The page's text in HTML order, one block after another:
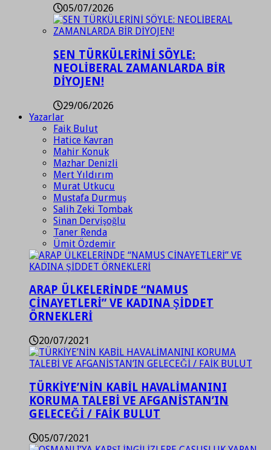
05/07/2026
SEN TÜRKÜLERİNİ SÖYLE:
NEOLİBERAL ZAMANLARDA BİR
DİYOJEN!
29/06/2026
Yazarlar
Faik Bulut
Hatice Kavran
Mahir Konuk
Mazhar Denizli
Mert Yıldırım
Murat Utkucu
Mustafa Durmuş
Salih Zeki Tombak
Sinan Dervişoğlu
Taner Renda
Ümit Özdemir
ARAP ÜLKELERİNDE “NAMUS
CİNAYETLERİ” VE KADINA ŞİDDET
ÖRNEKLERİ
20/07/2021
TÜRKİYE’NİN KABİL HAVALİMANINI
KORUMA TALEBİ VE AFGANİSTAN’IN
GELECEĞİ / FAİK BULUT
05/07/2021